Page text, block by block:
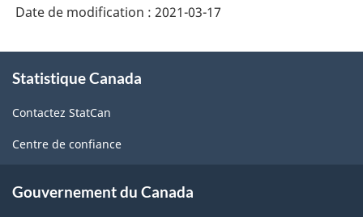
Date de modification : 2021-03-17
propos
ce
site
Statistique Canada
Contactez StatCan
Centre de confiance
Gouvernement du Canada